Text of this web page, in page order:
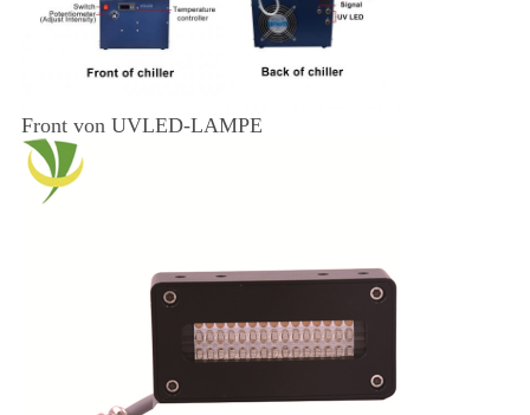
Front von UVLED-LAMPE